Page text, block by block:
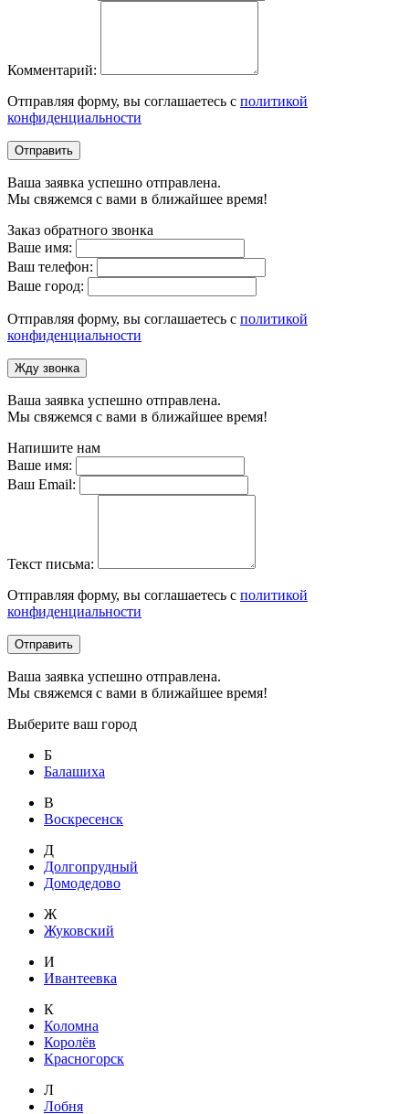
Комментарий:
Отправляя форму, вы соглашаетесь с политикой
конфиденциальности
Отправить
Ваша заявка успешно отправлена.
Мы свяжемся с вами в ближайшее время!
Заказ обратного звонка
Ваше имя:
Ваш телефон:
Ваше город:
Отправляя форму, вы соглашаетесь с политикой
конфиденциальности
Жду звонка
Ваша заявка успешно отправлена.
Мы свяжемся с вами в ближайшее время!
Напишите нам
Ваше имя:
Ваш Email:
Текст письма:
Отправляя форму, вы соглашаетесь с политикой
конфиденциальности
Отправить
Ваша заявка успешно отправлена.
Мы свяжемся с вами в ближайшее время!
Выберите ваш город
Б
Балашиха
В
Воскресенск
Д
Долгопрудный
Домодедово
Ж
Жуковский
И
Ивантеевка
К
Коломна
Королёв
Красногорск
Л
Лобня